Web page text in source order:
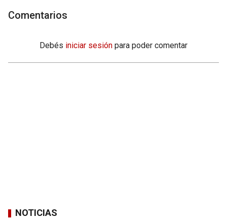
Comentarios
Debés iniciar sesión para poder comentar
NOTICIAS